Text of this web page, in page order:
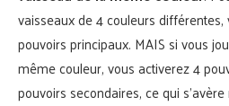
vaisseaux de 4 couleurs différentes,
pouvoirs principaux. MAIS si vous
même couleur, vous activerez 4
pouvoirs secondaires, ce qui